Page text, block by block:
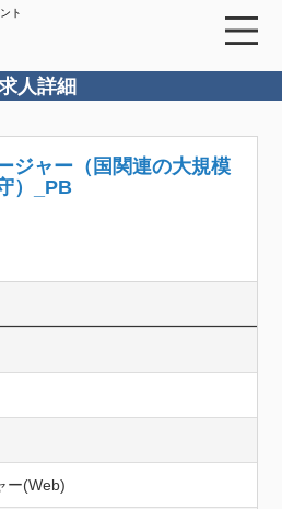
ト
人詳細
ジャー（国関連の大規模
）_PB
ー(Web)